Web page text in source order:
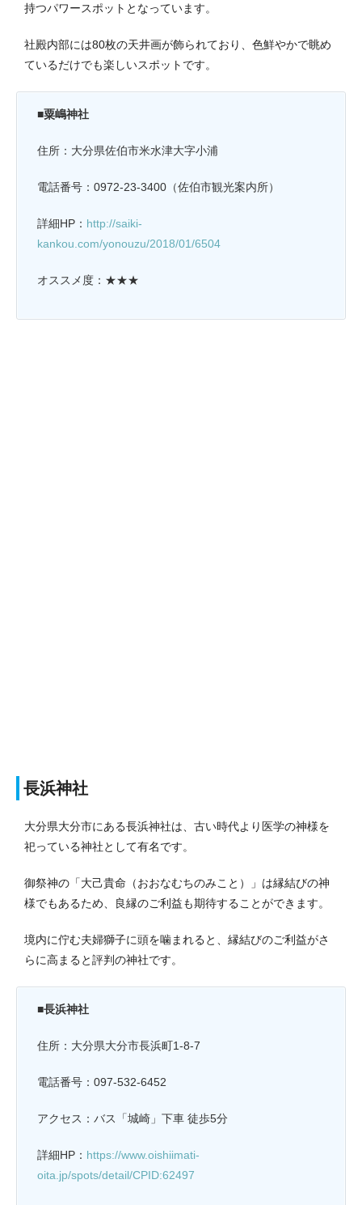
持つパワースポットとなっています。
社殿内部には80枚の天井画が飾られており、色鮮やかで眺め
ているだけでも楽しいスポットです。
■粟嶋神社
住所：大分県佐伯市米水津大字小浦
電話番号：0972-23-3400（佐伯市観光案内所）
詳細HP： http://saiki-
kankou.com/yonouzu/2018/01/6504
オススメ度：★★★
長浜神社
大分県大分市にある長浜神社は、古い時代より医学の神様を
祀っている神社として有名です。
御祭神の「大己貴命（おおなむちのみこと）」は縁結びの神
様でもあるため、良縁のご利益も期待することができます。
境内に佇む夫婦獅子に頭を噛まれると、縁結びのご利益がさ
らに高まると評判の神社です。
■長浜神社
住所：大分県大分市長浜町1-8-7
電話番号：097-532-6452
アクセス：バス「城崎」下車 徒歩5分
詳細HP： https://www.oishiimati-
oita.jp/spots/detail/CPID:62497